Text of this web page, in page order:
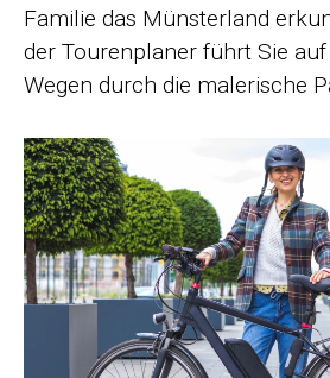
Familie das Münsterland
der Tourenplaner führt Sie
Wegen durch die malerische